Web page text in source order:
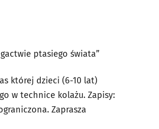
ptasiego świata”
której dzieci (6-10 lat)
w technice kolażu. Zapisy:
Zaprasza